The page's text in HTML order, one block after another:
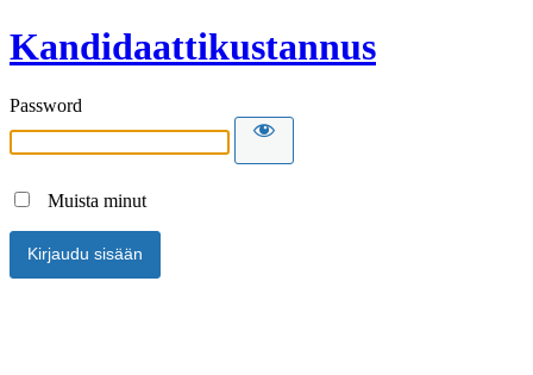
Kandidaattikustannus
Password
Muista minut